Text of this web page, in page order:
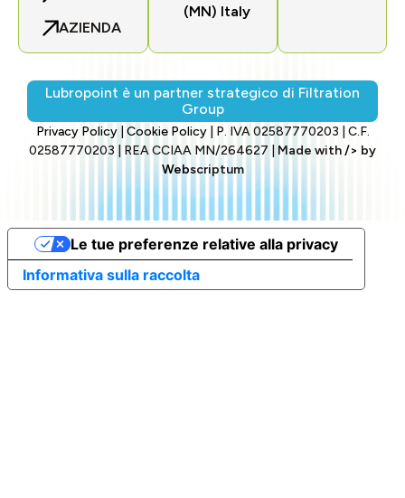
AZIENDA
(MN) Italy
Lubropoint è un partner strategico di Filtration
Group
Privacy Policy| Cookie Policy| P. IVA 02587770203 | C.F.
02587770203 | REA CCIAA MN/264627 | Made with/> by
Webscriptum
Informativa sulla raccolta
Le tue preferenze relative alla privacy